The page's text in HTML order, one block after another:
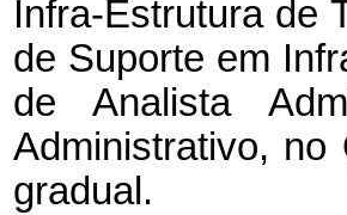
Infra-Estrutura de
de Suporte em
de Analista
Administrativo,
gradual.